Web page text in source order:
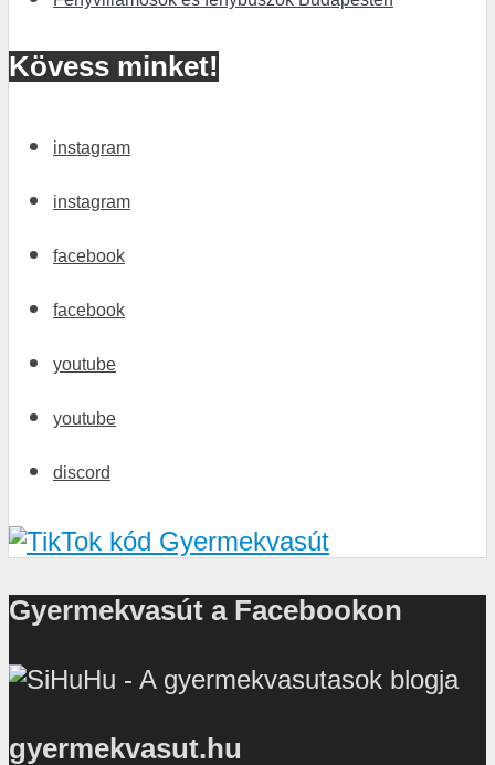
Kövess minket!
instagram
instagram
facebook
facebook
youtube
youtube
discord
Gyermekvasút a Facebookon
gyermekvasut.hu